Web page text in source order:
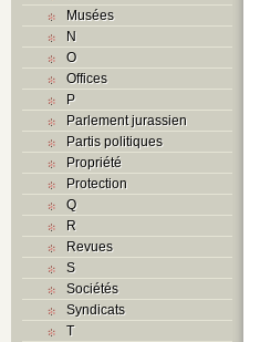
Musées
N
O
Offices
P
Parlement jurassien
Partis politiques
Propriété
Protection
Q
R
Revues
S
Sociétés
Syndicats
T